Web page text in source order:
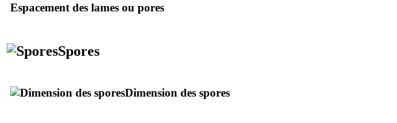
Espacement des lames ou pores
Spores
Dimension des spores